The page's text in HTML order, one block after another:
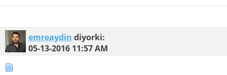
emreaydin diyorki:
05-13-2016 11:57 AM